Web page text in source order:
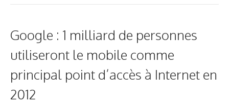
Google : 1 milliard de personnes
utiliseront le mobile comme
principal point d’accès à Internet en
2012